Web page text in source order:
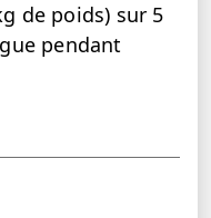
de poids) sur 5
pendant